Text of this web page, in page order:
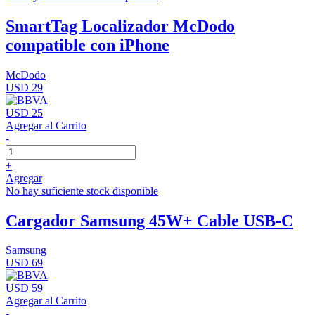
SmartTag Localizador McDodo
compatible con iPhone
McDodo
USD 29
USD 25
Agregar al Carrito
-
+
Agregar
No hay suficiente stock disponible
Cargador Samsung 45W+ Cable USB-C
Samsung
USD 69
USD 59
Agregar al Carrito